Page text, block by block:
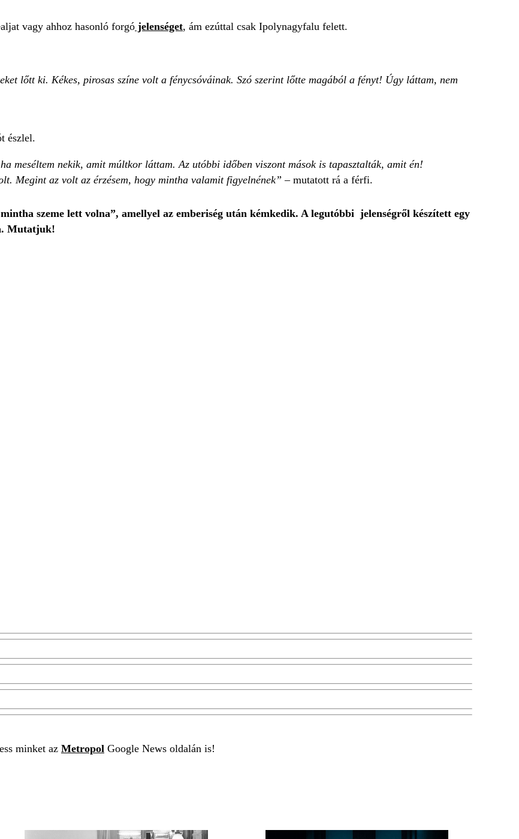
vagy ahhoz hasonló forgó jelenséget, ám ezúttal csak Ipolynagyfalu felett.
lőtt ki. Kékes, pirosas színe volt a fénycsóváinak. Szó szerint lőtte magából a fényt! Úgy láttam, nem
észlel.
meséltem nekik, amit múltkor láttam. Az utóbbi időben viszont mások is tapasztalták, amit én!
Megint az volt az érzésem, hogy mintha valamit figyelnének” – mutatott rá a férfi.
szeme lett volna”, amellyel az emberiség után kémkedik. A legutóbbi jelenségről készített egy
Mutatjuk!
minket az Metropol Google News oldalán is!